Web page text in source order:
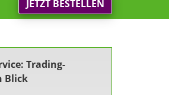
JETZT BESTELLEN
Trading-
Blick